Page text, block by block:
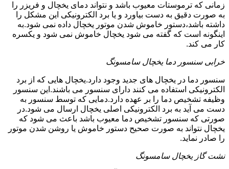
زمانی که ترموستات معیوب باشد و نتواند دمای یخچال و فریزر را
به صورت دقیق به دست بیاورد و یا برد الکترونیکی این مشکل را
داشته باشد،دستور خاموش شدن موتور یخچال داده نمی شود.به
اینگونه است که گفته می شود یخچال خاموش نمی شود و یکسره
کار می کند.
خرابی سنسور دما یخچال سامسونگ
سنسور دما در یخچال های جدید وجود دارد.یخچال هایی که از برد
الکترونیکی استفاده می کنند دارای سنسور می باشند.این سنسور
وظیفه تشخیص دما را بر عهده دارد.دمایی که توسط سنسور به
دست می آید به برد الکترونیکی اصلی یخچال ارسال می شود.در
صورتی که سنسور تشخیص دما معیوب باشد باعث می شود که
یخچال نتواند به صورت صحیح دستور خاموش یا روشن شدن موتور
را صادر نماید.
نشت گاز یخچال سامسونگ